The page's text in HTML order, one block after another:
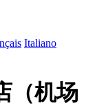
Italiano
（机场